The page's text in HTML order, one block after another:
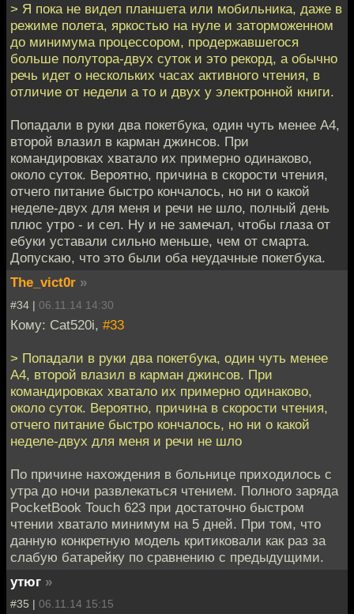
> Я пока не видел планшета или мобильника, даже в
режиме полета, яркостью на нуле и заторможенном
до минимума процессором, продержавшегося
больше полутора-двух суток и это рекорд, а обычно
речь идет о нескольких часах активного чтения, в
отличие от недели а то и двух у электронной книги.
Попадали в руки два покетбука, один чуть менее А4,
второй влазил в карман джинсов. При
командировках хватало их примерно одинаково,
около суток. Вероятно, причина в скорости чтения,
отчего питание быстро кончалось, но ни о какой
неделе-двух для меня и речи не шло, полный день
плюс утро - и сел. Ну и не замечал, чтобы глаза от
ебуки уставали сильно меньше, чем от смарта.
Допускаю, что это были оба неудачные покетбука.
The_vict0r »
#34 | 06.11.14 14:30
Кому: Cat520i, #33
> Попадали в руки два покетбука, один чуть менее
А4, второй влазил в карман джинсов. При
командировках хватало их примерно одинаково,
около суток. Вероятно, причина в скорости чтения,
отчего питание быстро кончалось, но ни о какой
неделе-двух для меня и речи не шло
По причине нахождения в больнице приходилось с
утра до ночи развлекаться чтением. Полного заряда
PocketBook Touch 623 при достаточно быстром
чтении хватало минимум на 5 дней. При том, что
данную конкретную модель критиковали как раз за
слабую батарейку по сравнению с предыдущими.
утюг »
#35 | 06.11.14 15:15